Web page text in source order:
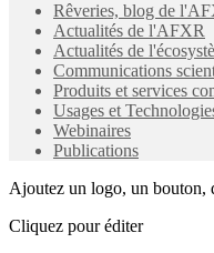
Rêveries, blog de
Actualités de l'AFXR
Actualités de
Communications
Produits et services
Usages et
Webinaires
Publications
Ajoutez un logo, un bouton,
Cliquez pour éditer